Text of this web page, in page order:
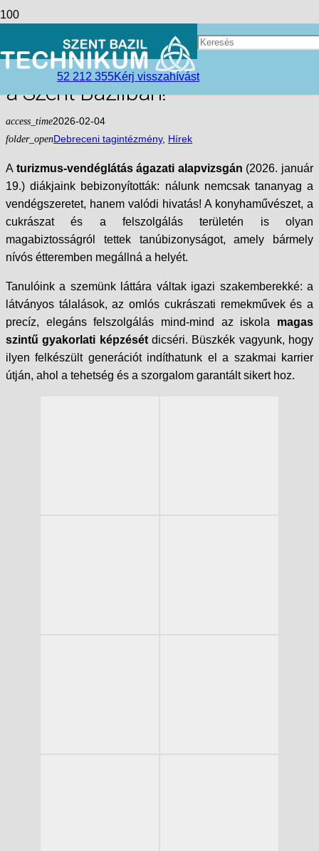
52 212 355Kérj visszahívást
Gasztro-Siker: Proﬁ módon
vizsgáztak a jövő vendéglátósai
a Szent Bazilban!
access_time2026-02-04
folder_openDebreceni tagintézmény, Hírek
A turizmus-vendéglátás ágazati alapvizsgán (2026. január
19.) diákjaink bebizonyították: nálunk nemcsak tananyag a
vendégszeretet, hanem valódi hivatás! A konyhaművészet, a
cukrászat és a felszolgálás területén is olyan
magabiztosságról tettek tanúbizonyságot, amely bármely
nívós étteremben megállná a helyét.
Tanulóink a szemünk láttára váltak igazi szakemberekké: a
látványos tálalások, az omlós cukrászati remekművek és a
precíz, elegáns felszolgálás mind-mind az iskola magas
szintű gyakorlati képzésétdicséri. Büszkék vagyunk, hogy
ilyen felkészült generációt indíthatunk el a szakmai karrier
útján, ahol a tehetség és a szorgalom garantált sikert hoz.